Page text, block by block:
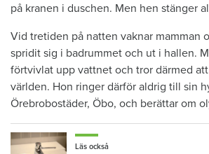
på kranen i duschen. Men hen stänger
Vid tretiden på natten vaknar mamman
spridit sig i badrummet och ut i hallen.
förtvivlat upp vattnet och tror därmed
världen. Hon ringer därför aldrig till sin
Örebrobostäder, Öbo, och berättar om
Läs också